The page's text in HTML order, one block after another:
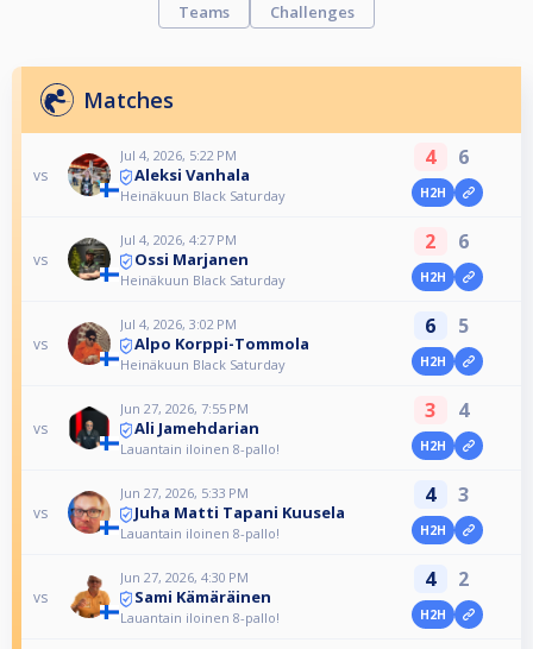
Teams
Challenges
Matches
vs
Jul 4, 2026, 5:22 PM
Aleksi Vanhala
Heinäkuun Black Saturday
4 6
H2H
vs
Jul 4, 2026, 4:27 PM
Ossi Marjanen
Heinäkuun Black Saturday
2 6
H2H
vs
Jul 4, 2026, 3:02 PM
Alpo Korppi-Tommola
Heinäkuun Black Saturday
6 5
H2H
vs
Jun 27, 2026, 7:55 PM
Ali Jamehdarian
Lauantain iloinen 8-pallo!
3 4
H2H
vs
Jun 27, 2026, 5:33 PM
Juha Matti Tapani Kuusela
Lauantain iloinen 8-pallo!
4 3
H2H
vs
Jun 27, 2026, 4:30 PM
Sami Kämäräinen
Lauantain iloinen 8-pallo!
4 2
H2H